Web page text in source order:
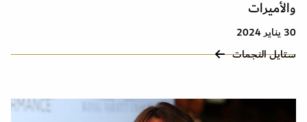
والأميرات
30 يناير 2024
ستايل النجمات